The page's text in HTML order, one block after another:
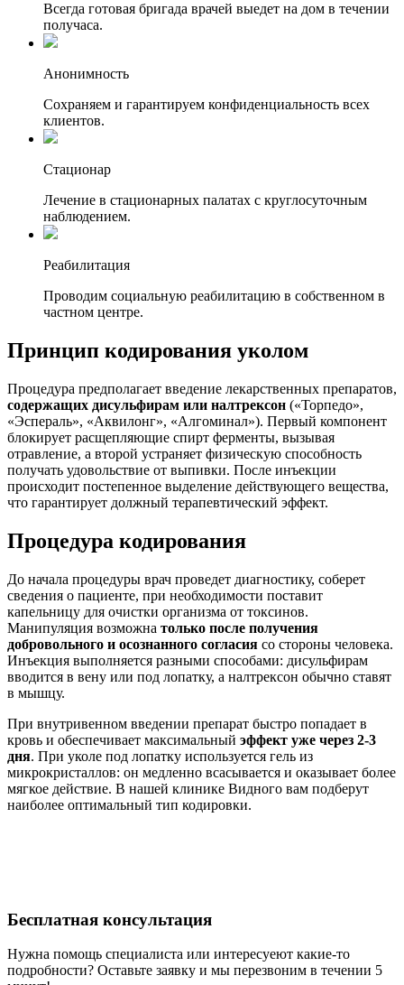
Всегда готовая бригада врачей выедет на дом в течении
получаса.
Анонимность
Сохраняем и гарантируем конфиденциальность всех
клиентов.
Стационар
Лечение в стационарных палатах с круглосуточным
наблюдением.
Реабилитация
Проводим социальную реабилитацию в собственном в
частном центре.
Принцип кодирования уколом
Процедура предполагает введение лекарственных препаратов,
содержащих дисульфирам или налтрексон («Торпедо»,
«Эспераль», «Аквилонг», «Алгоминал»). Первый компонент
блокирует расщепляющие спирт ферменты, вызывая
отравление, а второй устраняет физическую способность
получать удовольствие от выпивки. После инъекции
происходит постепенное выделение действующего вещества,
что гарантирует должный терапевтический эффект.
Процедура кодирования
До начала процедуры врач проведет диагностику, соберет
сведения о пациенте, при необходимости поставит
капельницу для очистки организма от токсинов.
Манипуляция возможна только после получения
добровольного и осознанного согласия со стороны человека.
Инъекция выполняется разными способами: дисульфирам
вводится в вену или под лопатку, а налтрексон обычно ставят
в мышцу.
При внутривенном введении препарат быстро попадает в
кровь и обеспечивает максимальный эффект уже через 2-3
дня. При уколе под лопатку используется гель из
микрокристаллов: он медленно всасывается и оказывает более
мягкое действие. В нашей клинике Видного вам подберут
наиболее оптимальный тип кодировки.
Бесплатная консультация
Нужна помощь специалиста или интересуеют какие-то
подробности? Оставьте заявку и мы перезвоним в течении 5